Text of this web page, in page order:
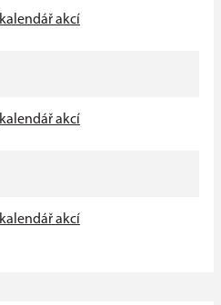
kalendář akcí
kalendář akcí
kalendář akcí